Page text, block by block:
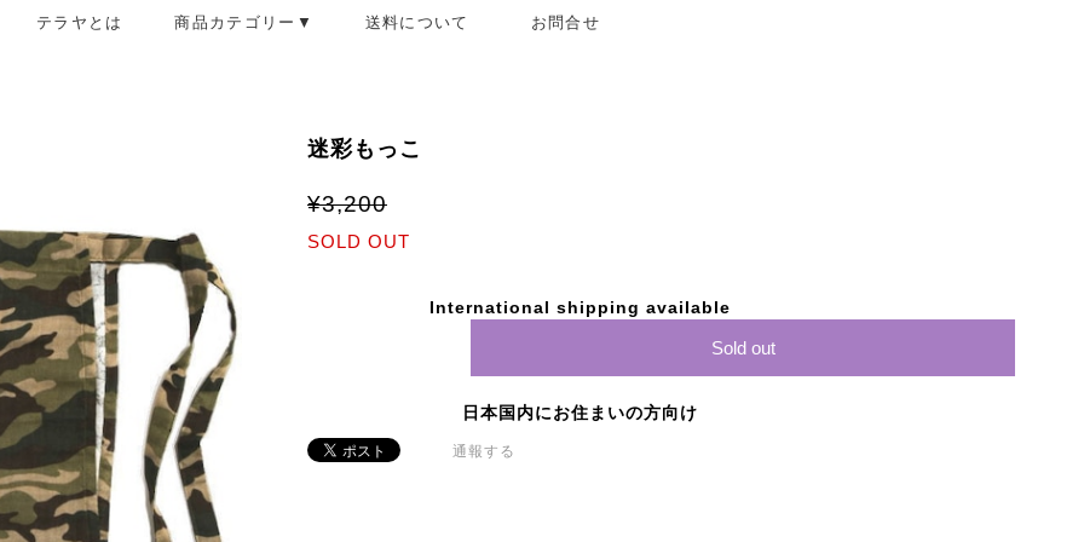
テラヤとは 商品カテゴリー▼ 送料について お問合せ
迷彩もっこ
¥3,200
SOLD OUT
International shipping available
Sold out
日本国内にお住まいの方向け
通報する